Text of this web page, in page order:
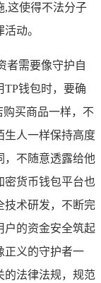
,这使得不法分子
动。
者需要像守护自
TP钱包时，要确
买商品一样，不
生人一样保持高度
，不随意透露给他
密货币钱包平台也
技术研发，不断完
户的资金安全筑起
正义的守护者一
的法律法规，规范